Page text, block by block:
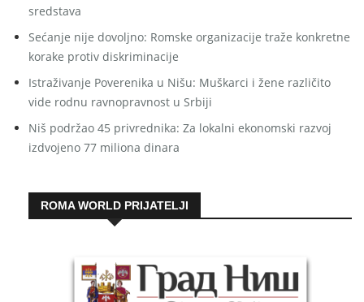
sredstava
Sećanje nije dovoljno: Romske organizacije traže konkretne
korake protiv diskriminacije
Istraživanje Poverenika u Nišu: Muškarci i žene različito
vide rodnu ravnopravnost u Srbiji
Niš podržao 45 privrednika: Za lokalni ekonomski razvoj
izdvojeno 77 miliona dinara
ROMA WORLD PRIJATELJI